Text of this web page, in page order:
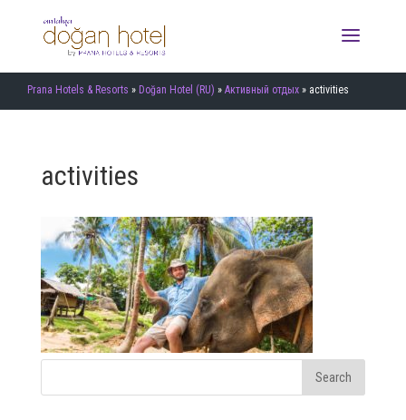
Prana Hotels & Resorts » Doğan Hotel (RU) » Активный отдых » activities
activities